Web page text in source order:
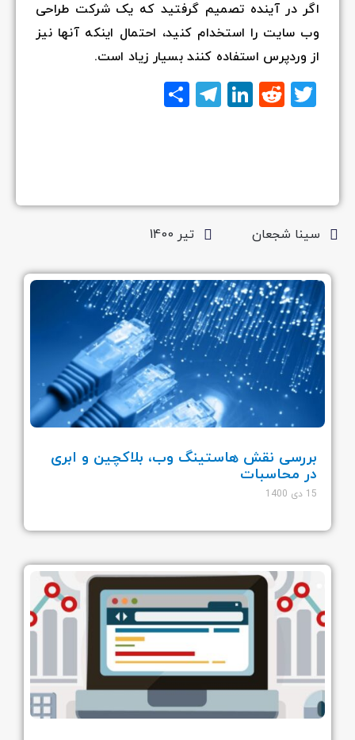
اگر در آینده تصمیم گرفتید که یک شرکت طراحی
وب سایت را استخدام کنید، احتمال اینکه آنها نیز
از وردپرس استفاده کنند بسیار زیاد است.
Twitter
Reddit
LinkedIn
Telegram
اشتراک
سینا شجعان تیر 1400
بررسی نقش هاستینگ وب، بلاکچین و ابری
در محاسبات
15 دی 1400